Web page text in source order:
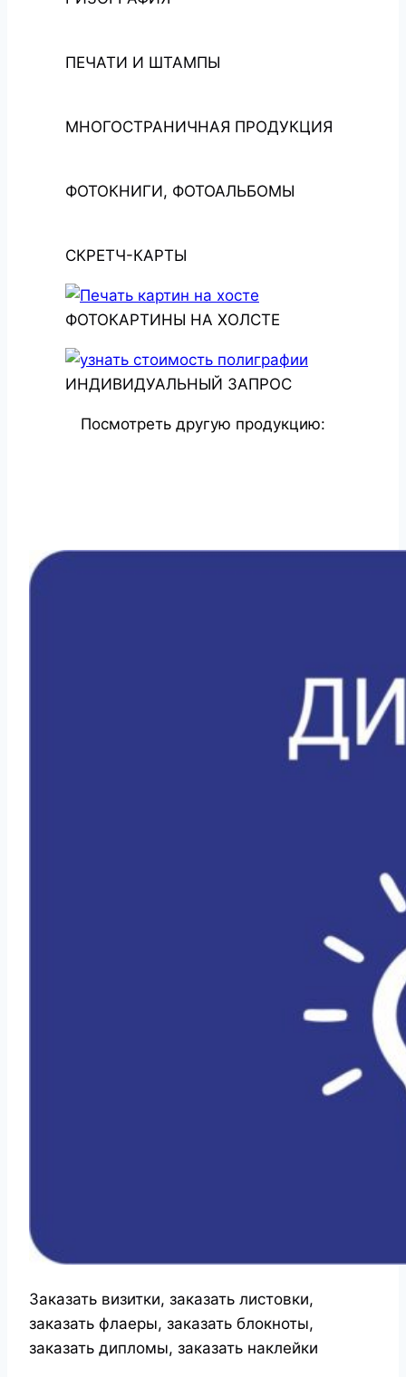
ПЕЧАТИ И ШТАМПЫ
МНОГОСТРАНИЧНАЯ ПРОДУКЦИЯ
ФОТОКНИГИ, ФОТОАЛЬБОМЫ
СКРЕТЧ-КАРТЫ
ФОТОКАРТИНЫ НА ХОЛСТЕ
ИНДИВИДУАЛЬНЫЙ ЗАПРОС
Посмотреть другую продукцию:
Заказать визитки, заказать листовки,
заказать флаеры, заказать блокноты,
заказать дипломы, заказать наклейки